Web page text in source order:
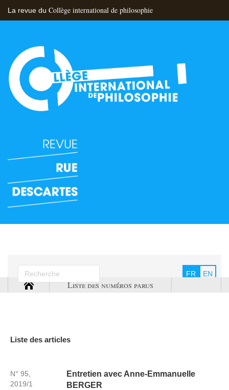
La revue du Collège international de philosophie
FR EN
Liste des numéros parus
Liste des articles
N° 95,
2019/1
Entretien avec Anne-Emmanuelle
BERGER